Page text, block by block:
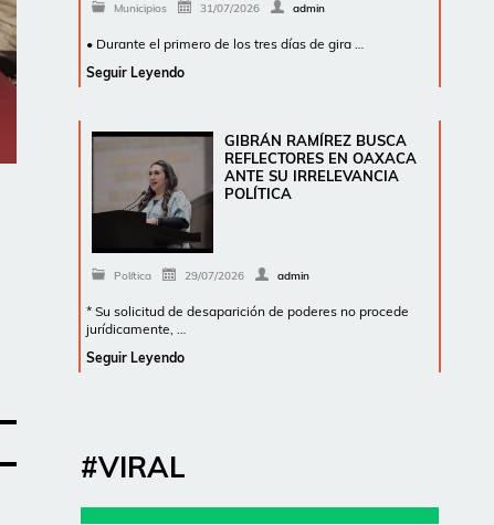
Municipios 31/07/2026 admin
• Durante el primero de los tres días de gira …
Seguir Leyendo
GIBRÁN RAMÍREZ BUSCA
REFLECTORES EN OAXACA
ANTE SU IRRELEVANCIA
POLÍTICA
Política 29/07/2026 admin
* Su solicitud de desaparición de poderes no procede
jurídicamente, …
Seguir Leyendo
#VIRAL